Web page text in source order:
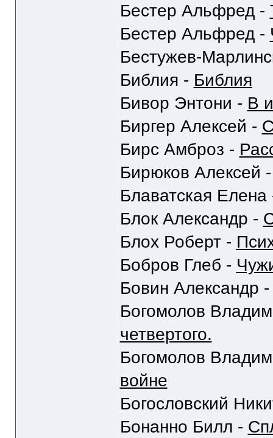
Бестер Альфред -
Бестер Альфред -
Бестужев-
Библия - Библия
Бивор Энтони - В
Биргер Алексей -
Бирс Амброз -
Бирюков Алексей
Блаватская
Блок Александр -
Блох Роберт -
Бобров Глеб -
Бовин Александр
Богомолов
четвертого.
Богомолов
войне
Богословский
Бонанно Билл -